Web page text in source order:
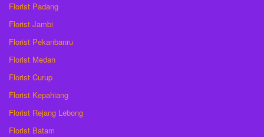
Florist Padang
Florist Jambi
Florist Pekanbanru
Florist Medan
Florist Curup
Florist Kepahiang
Florist Rejang Lebong
Florist Batam